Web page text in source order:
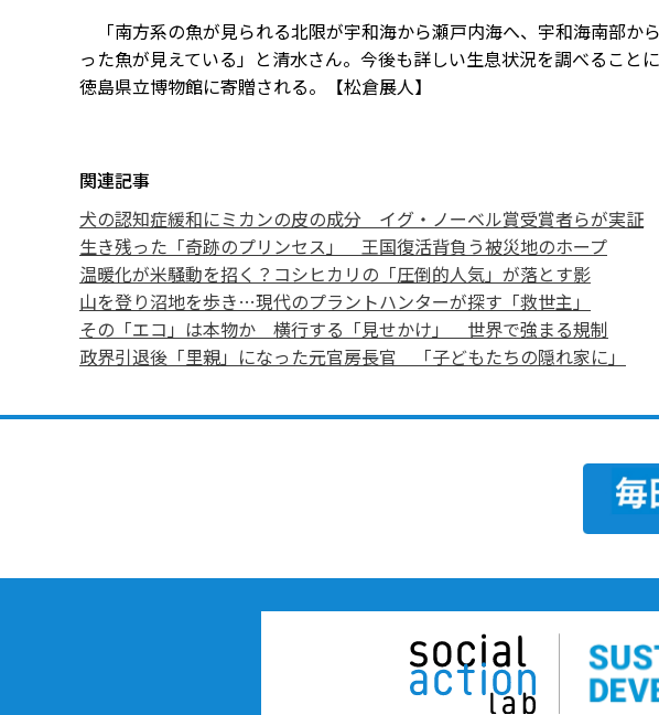
「南方系の魚が見られる北限が宇和海から瀬戸内海へ、宇和海南部か
った魚が見えている」と清水さん。今後も詳しい生息状況を調べること
徳島県立博物館に寄贈される。【松倉展人】
関連記事
犬の認知症緩和にミカンの皮の成分 イグ・ノーベル賞受賞者らが実証
生き残った「奇跡のプリンセス」 王国復活背負う被災地のホープ
温暖化が米騒動を招く？コシヒカリの「圧倒的人気」が落とす影
山を登り沼地を歩き…現代のプラントハンターが探す「救世主」
その「エコ」は本物か 横行する「見せかけ」 世界で強まる規制
政界引退後「里親」になった元官房長官 「子どもたちの隠れ家に」